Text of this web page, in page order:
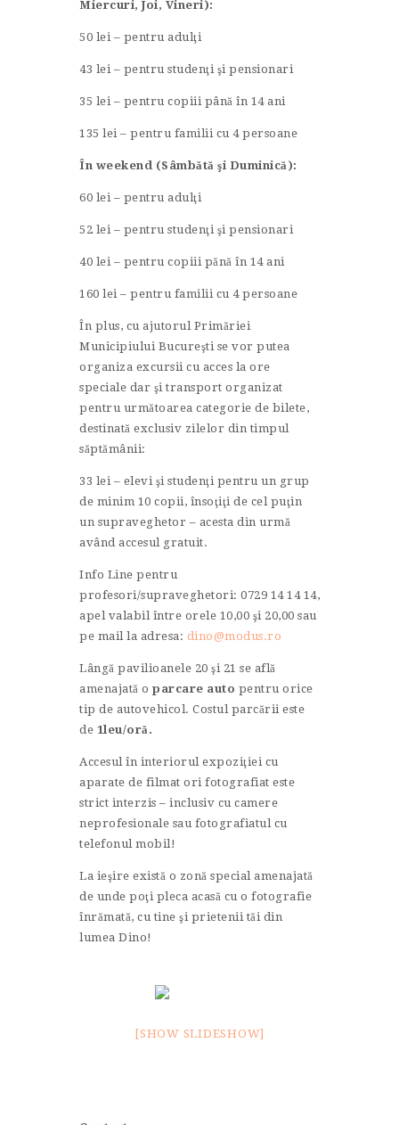
Miercuri, Joi, Vineri):
50 lei – pentru adulţi
43 lei – pentru studenţi şi pensionari
35 lei – pentru copiii până în 14 ani
135 lei – pentru familii cu 4 persoane
În weekend (Sâmbătă şi Duminică):
60 lei – pentru adulţi
52 lei – pentru studenţi şi pensionari
40 lei – pentru copiii pănă în 14 ani
160 lei – pentru familii cu 4 persoane
În plus, cu ajutorul Primăriei
Municipiului Bucureşti se vor putea
organiza excursii cu acces la ore
speciale dar şi transport organizat
pentru următoarea categorie de bilete,
destinată exclusiv zilelor din timpul
săptămânii:
33 lei – elevi şi studenţi pentru un grup
de minim 10 copii, însoţiţi de cel puţin
un supraveghetor – acesta din urmă
având accesul gratuit.
Info Line pentru
profesori/supraveghetori: 0729 14 14 14,
apel valabil între orele 10,00 şi 20,00 sau
pe mail la adresa: dino@modus.ro
Lângă pavilioanele 20 şi 21 se află
amenajată o parcare auto pentru orice
tip de autovehicol. Costul parcării este
de 1leu/oră.
Accesul în interiorul expoziţiei cu
aparate de filmat ori fotografiat este
strict interzis – inclusiv cu camere
neprofesionale sau fotografiatul cu
telefonul mobil!
La ieşire există o zonă special amenajată
de unde poţi pleca acasă cu o fotografie
înrămată, cu tine şi prietenii tăi din
lumea Dino!
[SHOW SLIDESHOW]